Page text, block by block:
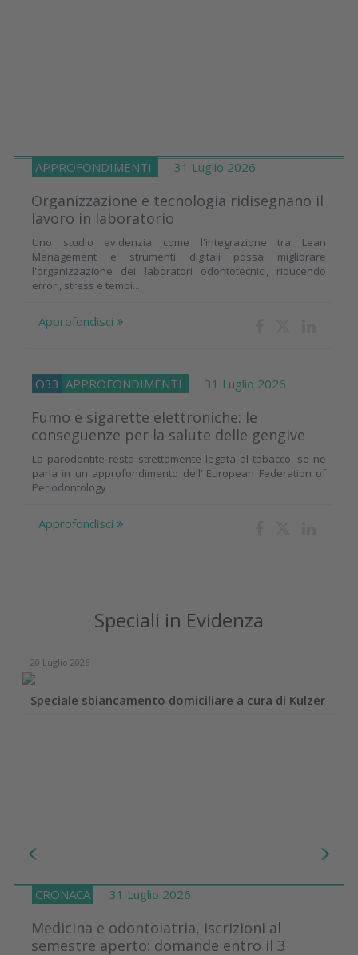
APPROFONDIMENTI 31 Luglio 2026
Organizzazione e tecnologia ridisegnano il
lavoro in laboratorio
Uno studio evidenzia come l'integrazione tra Lean
Management e strumenti digitali possa migliorare
l'organizzazione dei laboratori odontotecnici, riducendo
errori, stress e tempi...
Approfondisci
O33 APPROFONDIMENTI 31 Luglio 2026
Fumo e sigarette elettroniche: le
conseguenze per la salute delle gengive
La parodontite resta strettamente legata al tabacco, se ne
parla in un approfondimento dell’ European Federation of
Periodontology
Approfondisci
Speciali in Evidenza
20 Luglio 2026
Speciale sbiancamento domiciliare a cura di Kulzer
CRONACA 31 Luglio 2026
Medicina e odontoiatria, iscrizioni al
semestre aperto: domande entro il 3